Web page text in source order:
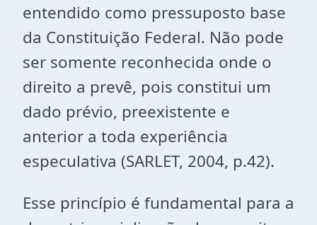
entendido como pressuposto base
da Constituição Federal. Não pode
ser somente reconhecida onde o
direito a prevê, pois constitui um
dado prévio, preexistente e
anterior a toda experiência
especulativa (SARLET, 2004, p.42).
Esse princípio é fundamental para a